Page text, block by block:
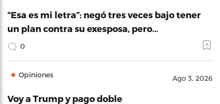
“Esa es mi letra”: negó tres veces bajo tener
un plan contra su exesposa, pero…
0
Opiniones Ago 3, 2026
Voy a Trump y pago doble